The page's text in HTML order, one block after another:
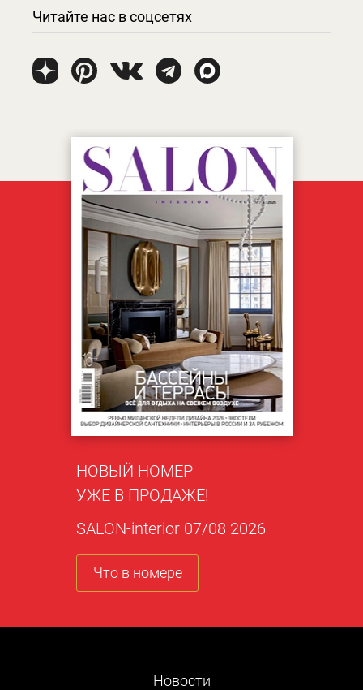
Читайте нас в соцсетях
НОВЫЙ НОМЕР
УЖЕ В ПРОДАЖЕ!
SALON-interior 07/08 2026
Что в номере
Новости